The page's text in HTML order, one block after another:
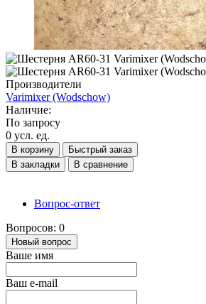
Производители
Varimixer (Wodschow)
Наличие:
По запросу
0 усл. ед.
В корзину
Быстрый заказ
В закладки
В сравнение
Вопрос-ответ
Вопросов: 0
Новый вопрос
Ваше имя
Ваш e-mail